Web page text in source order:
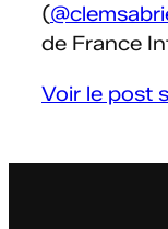
(
de France
Voir le post